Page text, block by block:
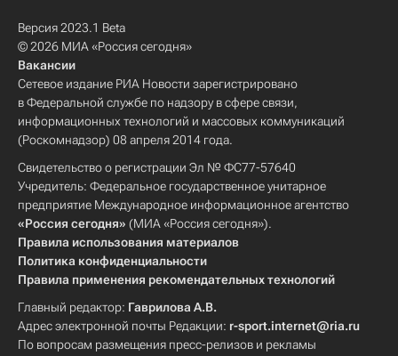
Версия 2023.1 Beta
© 2026 МИА «Россия сегодня»
Вакансии
Сетевое издание РИА Новости зарегистрировано
в Федеральной службе по надзору в сфере связи,
информационных технологий и массовых коммуникаций
(Роскомнадзор) 08 апреля 2014 года.
Свидетельство о регистрации Эл № ФС77-57640
Учредитель: Федеральное государственное унитарное
предприятие Международное информационное агентство
«Россия сегодня» (МИА «Россия сегодня»).
Правила использования материалов
Политика конфиденциальности
Правила применения рекомендательных технологий
Главный редактор: Гаврилова А.В.
Адрес электронной почты Редакции: r-sport.internet@ria.ru
По вопросам размещения пресс-релизов и рекламы